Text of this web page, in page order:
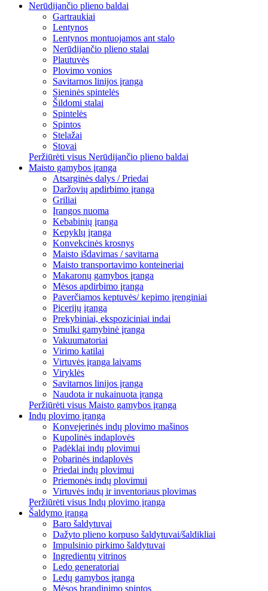
Nerūdijančio plieno baldai
Gartraukiai
Lentynos
Lentynos montuojamos ant stalo
Nerūdijančio plieno stalai
Plautuvės
Plovimo vonios
Savitarnos linijos įranga
Sieninės spintelės
Šildomi stalai
Spintelės
Spintos
Stelažai
Stovai
Peržiūrėti visus Nerūdijančio plieno baldai
Maisto gamybos įranga
Atsarginės dalys / Priedai
Daržovių apdirbimo įranga
Griliai
Įrangos nuoma
Kebabinių įranga
Kepyklų įranga
Konvekcinės krosnys
Maisto išdavimas / savitarna
Maisto transportavimo konteineriai
Makaronų gamybos įranga
Mėsos apdirbimo įranga
Paverčiamos keptuvės/ kepimo įrenginiai
Picerijų įranga
Prekybiniai, ekspoziciniai indai
Smulki gamybinė įranga
Vakuumatoriai
Virimo katilai
Virtuvės įranga laivams
Viryklės
Savitarnos linijos įranga
Naudota ir nukainuota įranga
Peržiūrėti visus Maisto gamybos įranga
Indų plovimo įranga
Konvejerinės indų plovimo mašinos
Kupolinės indaplovės
Padėklai indų plovimui
Pobarinės indaplovės
Priedai indų plovimui
Priemonės indų plovimui
Virtuvės indų ir inventoriaus plovimas
Peržiūrėti visus Indų plovimo įranga
Šaldymo įranga
Baro šaldytuvai
Dažyto plieno korpuso šaldytuvai/šaldikliai
Impulsinio pirkimo šaldytuvai
Ingredientų vitrinos
Ledo generatoriai
Ledų gamybos įranga
Mėsos brandinimo spintos